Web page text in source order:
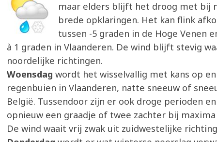
maar elders blijft het droog met bij
brede opklaringen. Het kan flink
tussen -5 graden in de Hoge Venen
à 1 graden in Vlaanderen. De wind blijft stevig
noordelijke richtingen.
Woensdag wordt het wisselvallig met kans op
regenbuien in Vlaanderen, natte sneeuw of
België. Tussendoor zijn er ook droge perioden
opnieuw een graadje of twee zachter bij
De wind waait vrij zwak uit zuidwestelijke